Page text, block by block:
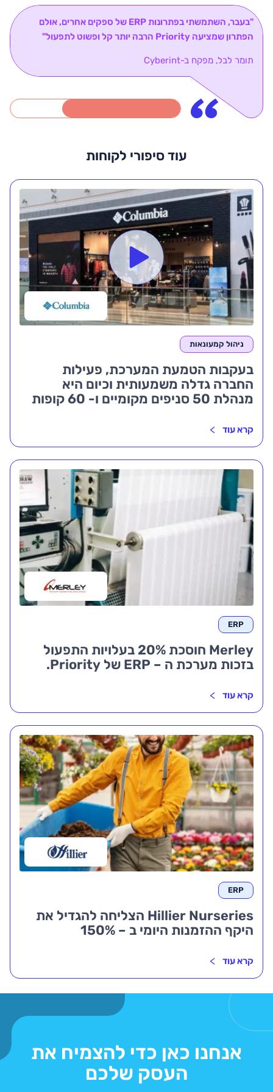
"בעבר, השתמשתי בפתרונות ERP של ספקים אחרים, אולם
הפתרון שמציעה Priority הרבה יותר קל ופשוט לתפעול"
תומר לבל, מפקח ב-Cyberint
עוד סיפורי לקוחות
ניהול קמעונאות
בעקבות הטמעת המערכת, פעילות
החברה גדלה משמעותית וכיום היא
מנהלת 50 סניפים מקומיים ו- 60 קופות
קרא עוד
ERP
Merley חוסכת 20% בעלויות התפעול
בזכות מערכת ה – ERP של Priority.
קרא עוד
ERP
Hillier Nurseries הצליחה להגדיל את
היקף ההזמנות היומי ב – 150%
קרא עוד
אנחנו כאן כדי להצמיח את
העסק שלכם